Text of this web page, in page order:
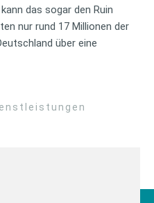
das sogar den Ruin
nur rund 17 Millionen der
über eine